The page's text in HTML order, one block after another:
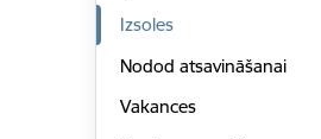
Izsoles
Nodod atsavināšanai
Vakances